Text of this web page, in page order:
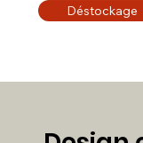
Déstockage